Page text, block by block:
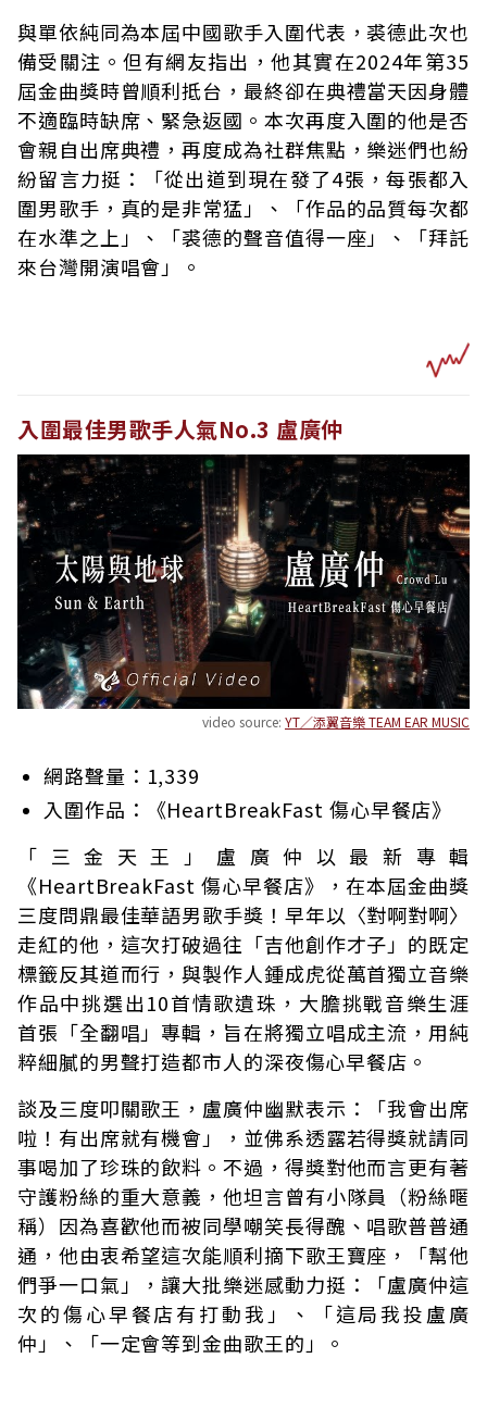
與單依純同為本屆中國歌手入圍代表，裘德此次也
備受關注。但有網友指出，他其實在2024年第35
屆金曲獎時曾順利抵台，最終卻在典禮當天因身體
不適臨時缺席、緊急返國。本次再度入圍的他是否
會親自出席典禮，再度成為社群焦點，樂迷們也紛
紛留言力挺：「從出道到現在發了4張，每張都入
圍男歌手，真的是非常猛」、「作品的品質每次都
在水準之上」、「裘德的聲音值得一座」、「拜託
來台灣開演唱會」。
入圍最佳男歌手人氣No.3 盧廣仲
video source: YT／添翼音樂 TEAM EAR MUSIC
網路聲量：1,339
入圍作品：《HeartBreakFast 傷心早餐店》
「三金天王」盧廣仲以最新專輯
《HeartBreakFast 傷心早餐店》，在本屆金曲獎
三度問鼎最佳華語男歌手獎！早年以〈對啊對啊〉
走紅的他，這次打破過往「吉他創作才子」的既定
標籤反其道而行，與製作人鍾成虎從萬首獨立音樂
作品中挑選出10首情歌遺珠，大膽挑戰音樂生涯
首張「全翻唱」專輯，旨在將獨立唱成主流，用純
粹細膩的男聲打造都市人的深夜傷心早餐店。
談及三度叩關歌王，盧廣仲幽默表示：「我會出席
啦！有出席就有機會」，並佛系透露若得獎就請同
事喝加了珍珠的飲料。不過，得獎對他而言更有著
守護粉絲的重大意義，他坦言曾有小隊員（粉絲暱
稱）因為喜歡他而被同學嘲笑長得醜、唱歌普普通
通，他由衷希望這次能順利摘下歌王寶座，「幫他
們爭一口氣」，讓大批樂迷感動力挺：「盧廣仲這
次的傷心早餐店有打動我」、「這局我投盧廣
仲」、「一定會等到金曲歌王的」。